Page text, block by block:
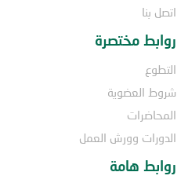
اتصل بنا
روابط مختصرة
التطوع
شروط العضوية
المحاضرات
الدورات وورش العمل
روابط هامة